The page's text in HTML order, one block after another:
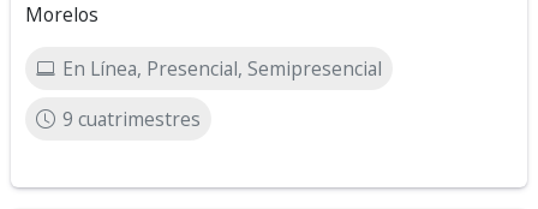
Morelos
En Línea, Presencial, Semipresencial
9 cuatrimestres